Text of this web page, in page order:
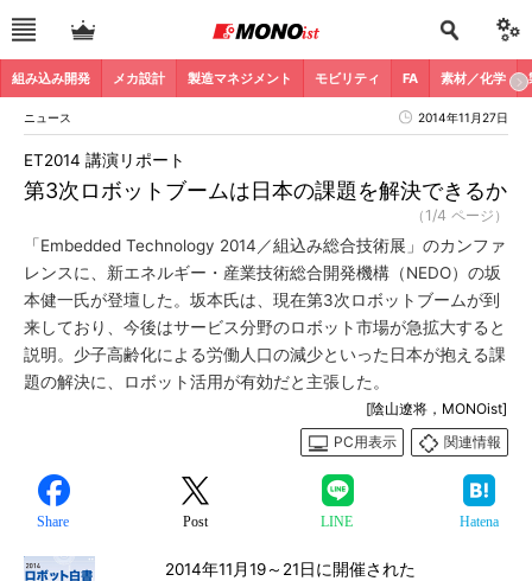
組み込み開発 メカ設計 製造マネジメント モビリティ FA 素材／化学
ニュース 2014年11月27日
第3次ロボットブームは日本の課題を解決できるか
ET2014 講演リポート
（1/4 ページ）
「Embedded Technology 2014／組込み総合技術展」のカンファ
レンスに、新エネルギー・産業技術総合開発機構（NEDO）の坂
本健一氏が登壇した。坂本氏は、現在第3次ロボットブームが到
来しており、今後はサービス分野のロボット市場が急拡大すると
説明。少子高齢化による労働人口の減少といった日本が抱える課
題の解決に、ロボット活用が有効だと主張した。
[陰山遼将，MONOist]
PC用表示
関連情報
Share Post LINE Hatena
2014年11月19～21日に開催された